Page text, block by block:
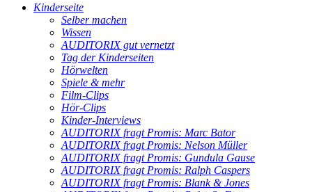
Kinderseite
Selber machen
Wissen
AUDITORIX gut vernetzt
Tag der Kinderseiten
Hörwelten
Spiele & mehr
Film-Clips
Hör-Clips
Kinder-Interviews
AUDITORIX fragt Promis: Marc Bator
AUDITORIX fragt Promis: Nelson Müller
AUDITORIX fragt Promis: Gundula Gause
AUDITORIX fragt Promis: Ralph Caspers
AUDITORIX fragt Promis: Blank & Jones